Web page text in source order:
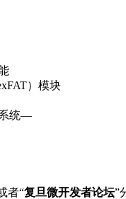
）模块
系统—
者“复旦微开发者论坛”